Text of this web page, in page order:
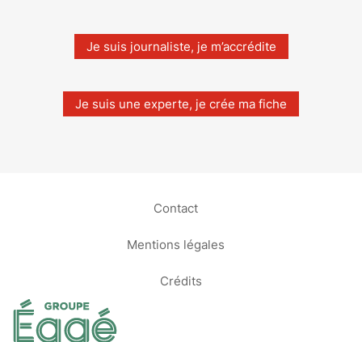
Je suis journaliste, je m’accrédite
Je suis une experte, je crée ma fiche
Contact
Mentions légales
Crédits